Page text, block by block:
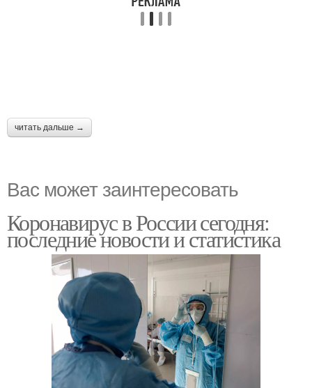
читать дальше →
Вас может заинтересовать
Коронавирус в России сегодня:
последние новости и статистика